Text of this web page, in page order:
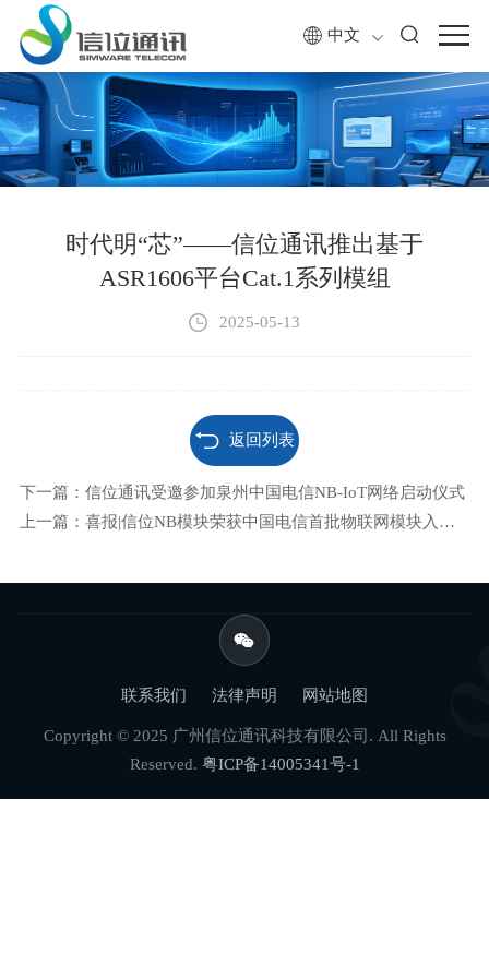
中文
时代明“芯”——信位通讯推出基于
ASR1606平台Cat.1系列模组
2025-05-13
返回列表
下一篇：信位通讯受邀参加泉州中国电信NB-IoT网络启动仪式
上一篇：喜报|信位NB模块荣获中国电信首批物联网模块入库证书
联系我们 法律声明 网站地图
Copyright © 2025 广州信位通讯科技有限公司. All Rights
Reserved. 粤ICP备14005341号-1